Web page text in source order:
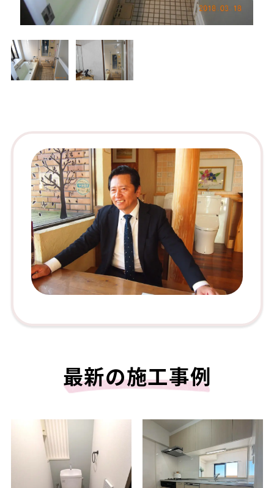
最新の施工事例